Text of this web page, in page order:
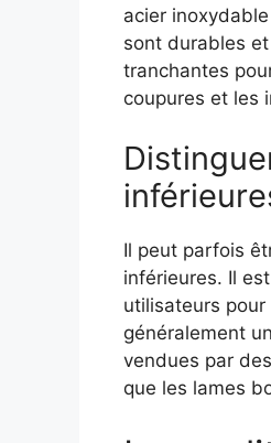
acier
sont durables
tranchantes
coupures et les
Il peut parfois
inférieures. Il
utilisateurs
généralement
vendues par
que les lames